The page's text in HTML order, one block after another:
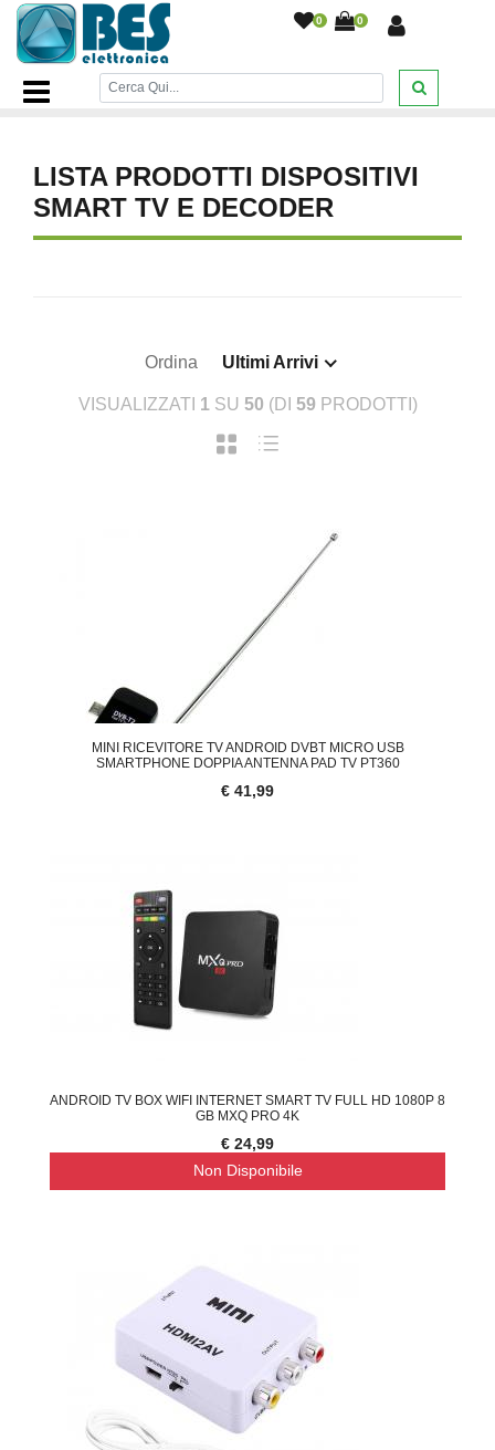
0 0
Home Page/TV AUDIO E VIDEO
Dispositivi Smart TV e
Decoder
LISTA PRODOTTI DISPOSITIVI
SMART TV E DECODER
Ordina Ultimi Arrivi
VISUALIZZATI 1 SU 50 (DI 59 PRODOTTI)
MINI RICEVITORE TV ANDROID DVBT MICRO USB
SMARTPHONE DOPPIA ANTENNA PAD TV PT360
€ 41,99
ANDROID TV BOX WIFI INTERNET SMART TV FULL HD 1080P 8
GB MXQ PRO 4K
€ 24,99
Non Disponibile